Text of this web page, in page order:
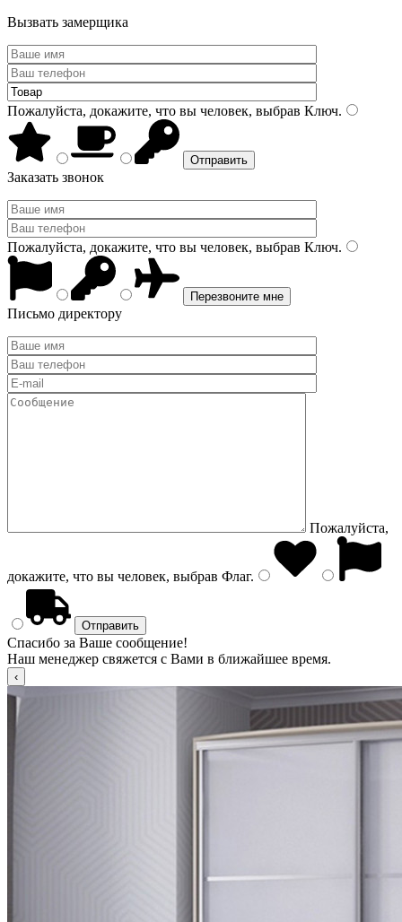
Вызвать замерщика
Пожалуйста, докажите, что вы человек, выбрав Ключ.
Заказать звонок
Пожалуйста, докажите, что вы человек, выбрав Ключ.
Письмо директору
Пожалуйста,
докажите, что вы человек, выбрав Флаг.
Спасибо за Ваше сообщение!
Наш менеджер свяжется с Вами в ближайшее время.